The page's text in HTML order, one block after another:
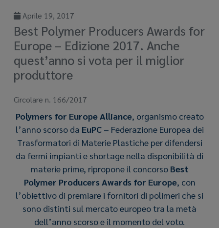
Aprile 19, 2017
Best Polymer Producers Awards for
Europe – Edizione 2017. Anche
quest’anno si vota per il miglior
produttore
Circolare n. 166/2017
Polymers for Europe Alliance, organismo creato
l’anno scorso da EuPC– Federazione Europea dei
Trasformatori di Materie Plastiche per difendersi
da fermi impianti e shortage nella disponibilità di
materie prime, ripropone il concorso Best
Polymer Producers Awards for Europe, con
l’obiettivo di premiare i fornitori di polimeri che si
sono distinti sul mercato europeo tra la metà
dell’anno scorso e il momento del voto.